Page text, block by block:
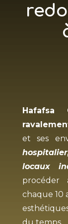
Hafafsa
et ses
locaux
procéder
chaque 10